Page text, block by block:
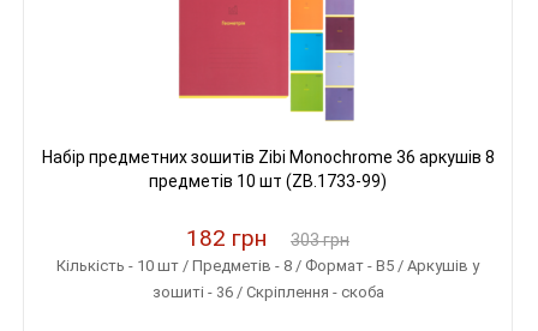
Набір предметних зошитів Zibi Monochrome 36 аркушів 8
предметів 10 шт (ZB.1733-99)
182 грн 303 грн
Кількість - 10 шт / Предметів - 8 / Формат - B5 / Аркушів у
зошиті - 36 / Скріплення - скоба